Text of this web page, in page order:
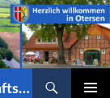
OTERSEN | Aktiv | Lebenswert | Zukunftsorientiert – mitten in Niedersachsen